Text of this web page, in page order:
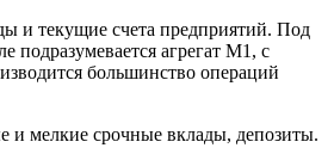
и текущие счета предприятий. Под
подразумевается агрегат М1, с
большинство операций
мелкие срочные вклады, депозиты.